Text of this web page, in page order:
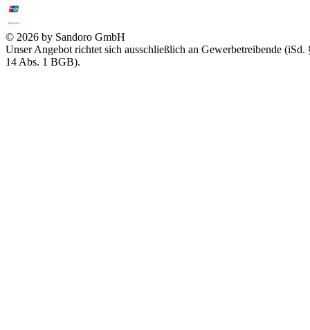
© 2026 by Sandoro GmbH
Unser Angebot richtet sich ausschließlich an Gewerbetreibende (iSd.
14 Abs. 1 BGB).